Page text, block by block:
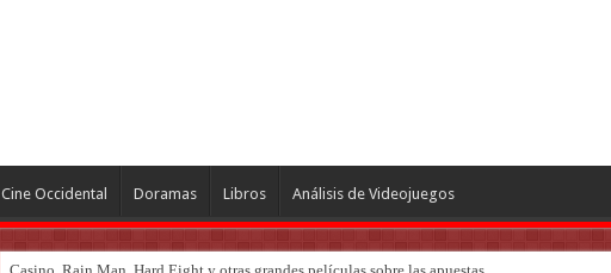
Cine Occidental Doramas Libros Análisis de Videojuegos